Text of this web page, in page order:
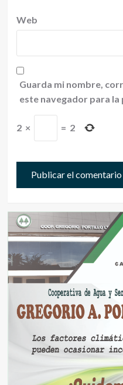
Web
Guarda mi nombre,
este navegador para la
2 × = 2